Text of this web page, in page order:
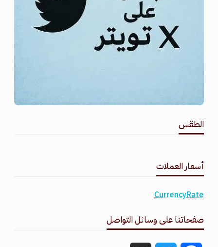
الطقس
أسعار العملات
CurrencyRate
صفحاتنا على وسائل التواصل